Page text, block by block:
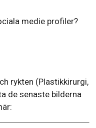
medie profiler?
rykten (Plastikkirurgi,
de senaste bilderna